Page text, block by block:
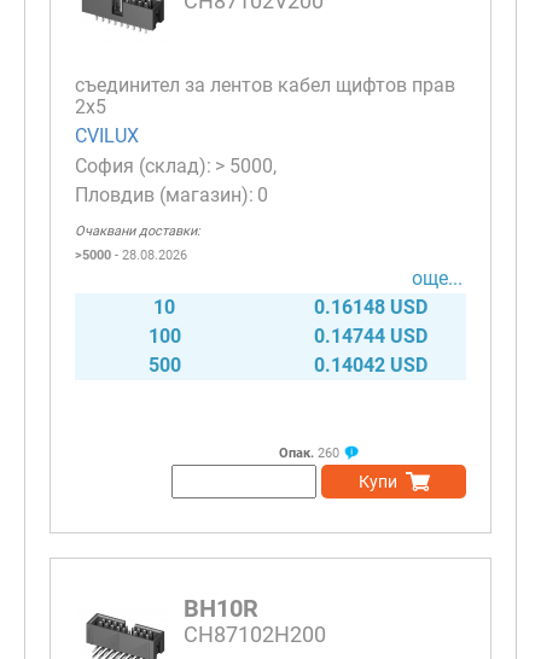
съединител за лентов кабел щифтов прав
2х5
CVILUX
> 5000
0
Очаквани доставки:
>5000 - 28.08.2026
още...
10
0.16148 USD
100
0.14744 USD
500
0.14042 USD
Опак. 260
Купи
BH10R
CH87102H200